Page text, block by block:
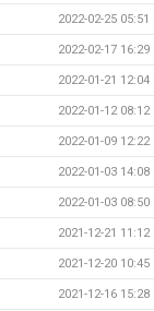
2022-02-25 05:51
2022-02-17 16:29
2022-01-21 12:04
2022-01-12 08:12
2022-01-09 12:22
2022-01-03 14:08
2022-01-03 08:50
2021-12-21 11:12
2021-12-20 10:45
2021-12-16 15:28